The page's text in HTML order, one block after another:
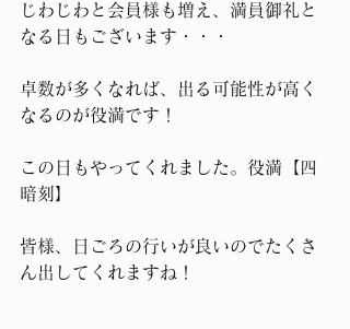
じわじわと会員様も増え、満員御礼と
なる日もございます・・・
卓数が多くなれば、出る可能性が高く
なるのが役満です！
この日もやってくれました。役満【四
暗刻】
皆様、日ごろの行いが良いのでたくさ
ん出してくれますね！